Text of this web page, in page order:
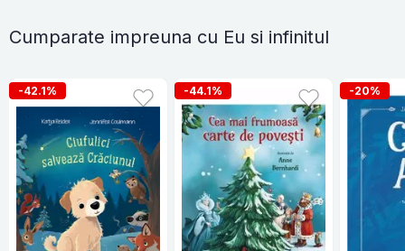
Cumparate impreuna cu Eu si infinitul
-42.1% -44.1% -20%